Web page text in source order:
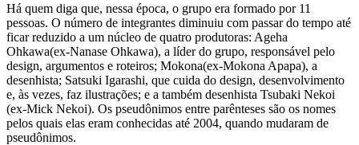
Há quem diga que, nessa época, o grupo era formado por 11
pessoas. O número de integrantes diminuiu com passar do tempo até
ficar reduzido a um núcleo de quatro produtoras: Ageha
Ohkawa(ex-Nanase Ohkawa), a líder do grupo, responsável pelo
design, argumentos e roteiros; Mokona(ex-Mokona Apapa), a
desenhista; Satsuki Igarashi, que cuida do design, desenvolvimento
e, às vezes, faz ilustrações; e a também desenhista Tsubaki Nekoi
(ex-Mick Nekoi). Os pseudônimos entre parênteses são os nomes
pelos quais elas eram conhecidas até 2004, quando mudaram de
pseudônimos.